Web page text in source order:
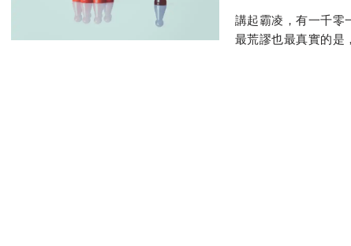
講起霸凌，有一千零
最荒謬也最真實的是